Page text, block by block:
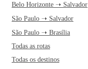
Belo Horizonte ➝ Salvador
São Paulo ➝ Salvador
São Paulo ➝ Brasília
Todas as rotas
Todas os destinos